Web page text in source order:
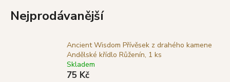
Nejprodávanější
Ancient Wisdom Přívěsek z drahého kamene
Andělské křídlo Růženín, 1 ks
Skladem
75 Kč
í